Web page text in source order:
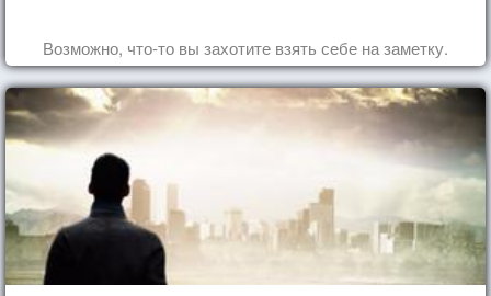
Возможно, что-то вы захотите взять себе на заметку.